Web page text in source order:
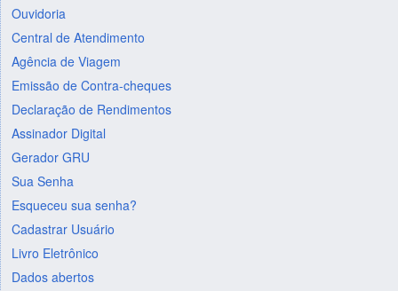
Ouvidoria
Central de Atendimento
Agência de Viagem
Emissão de Contra-cheques
Declaração de Rendimentos
Assinador Digital
Gerador GRU
Sua Senha
Esqueceu sua senha?
Cadastrar Usuário
Livro Eletrônico
Dados abertos